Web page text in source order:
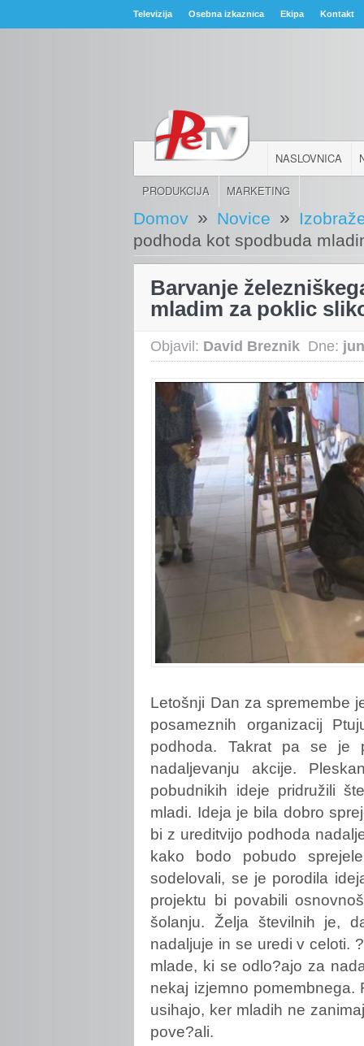
Televizija Osebna izkaznica Ekipa Kontakt
NASLOVNICA
PRODUKCIJA MARKETING
Domov » Novice »
podhoda kot spodbuda
Barvanje
mladim za poklic
Objavil: David Breznik Dne:
Letošnji Dan za spremembe
posameznih organizacij
podhoda. Takrat pa se je
nadaljevanju akcije.
pobudnikih ideje pridružili
mladi. Ideja je bila dobro
bi z ureditvijo podhoda
kako bodo pobudo
sodelovali, se je porodila
projektu bi povabili
šolanju. Želja številnih je,
nadaljuje in se uredi v celoti.
mlade, ki se odlo?ajo za
nekaj izjemno
usihajo, ker mladih ne
pove?ali.